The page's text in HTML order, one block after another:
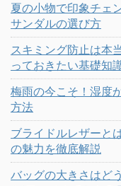
夏の小物で印象チェ
サンダルの選び方
スキミング防止は本
っておきたい基礎知
梅雨の今こそ！湿度
方法
ブライドルレザーと
の魅力を徹底解説
バッグの大きさはど